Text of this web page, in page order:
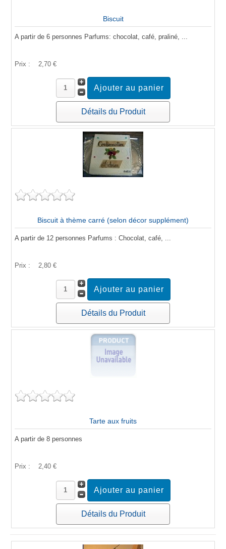
Biscuit
A partir de 6 personnes Parfums: chocolat, café, praliné, ...
Prix : 2,70 €
Détails du Produit
Biscuit à thème carré (selon décor supplément)
A partir de 12 personnes Parfums : Chocolat, café, ...
Prix : 2,80 €
Détails du Produit
Tarte aux fruits
A partir de 8 personnes
Prix : 2,40 €
Détails du Produit